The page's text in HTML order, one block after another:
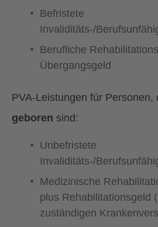
Befristete
Invaliditäts-/
Berufliche
Übergangsgeld
PVA-Leistungen für Personen,
geboren sind:
Unbefristete
Invaliditäts-/
Medizinische
plus Rehabilitationsgeld
zuständigen